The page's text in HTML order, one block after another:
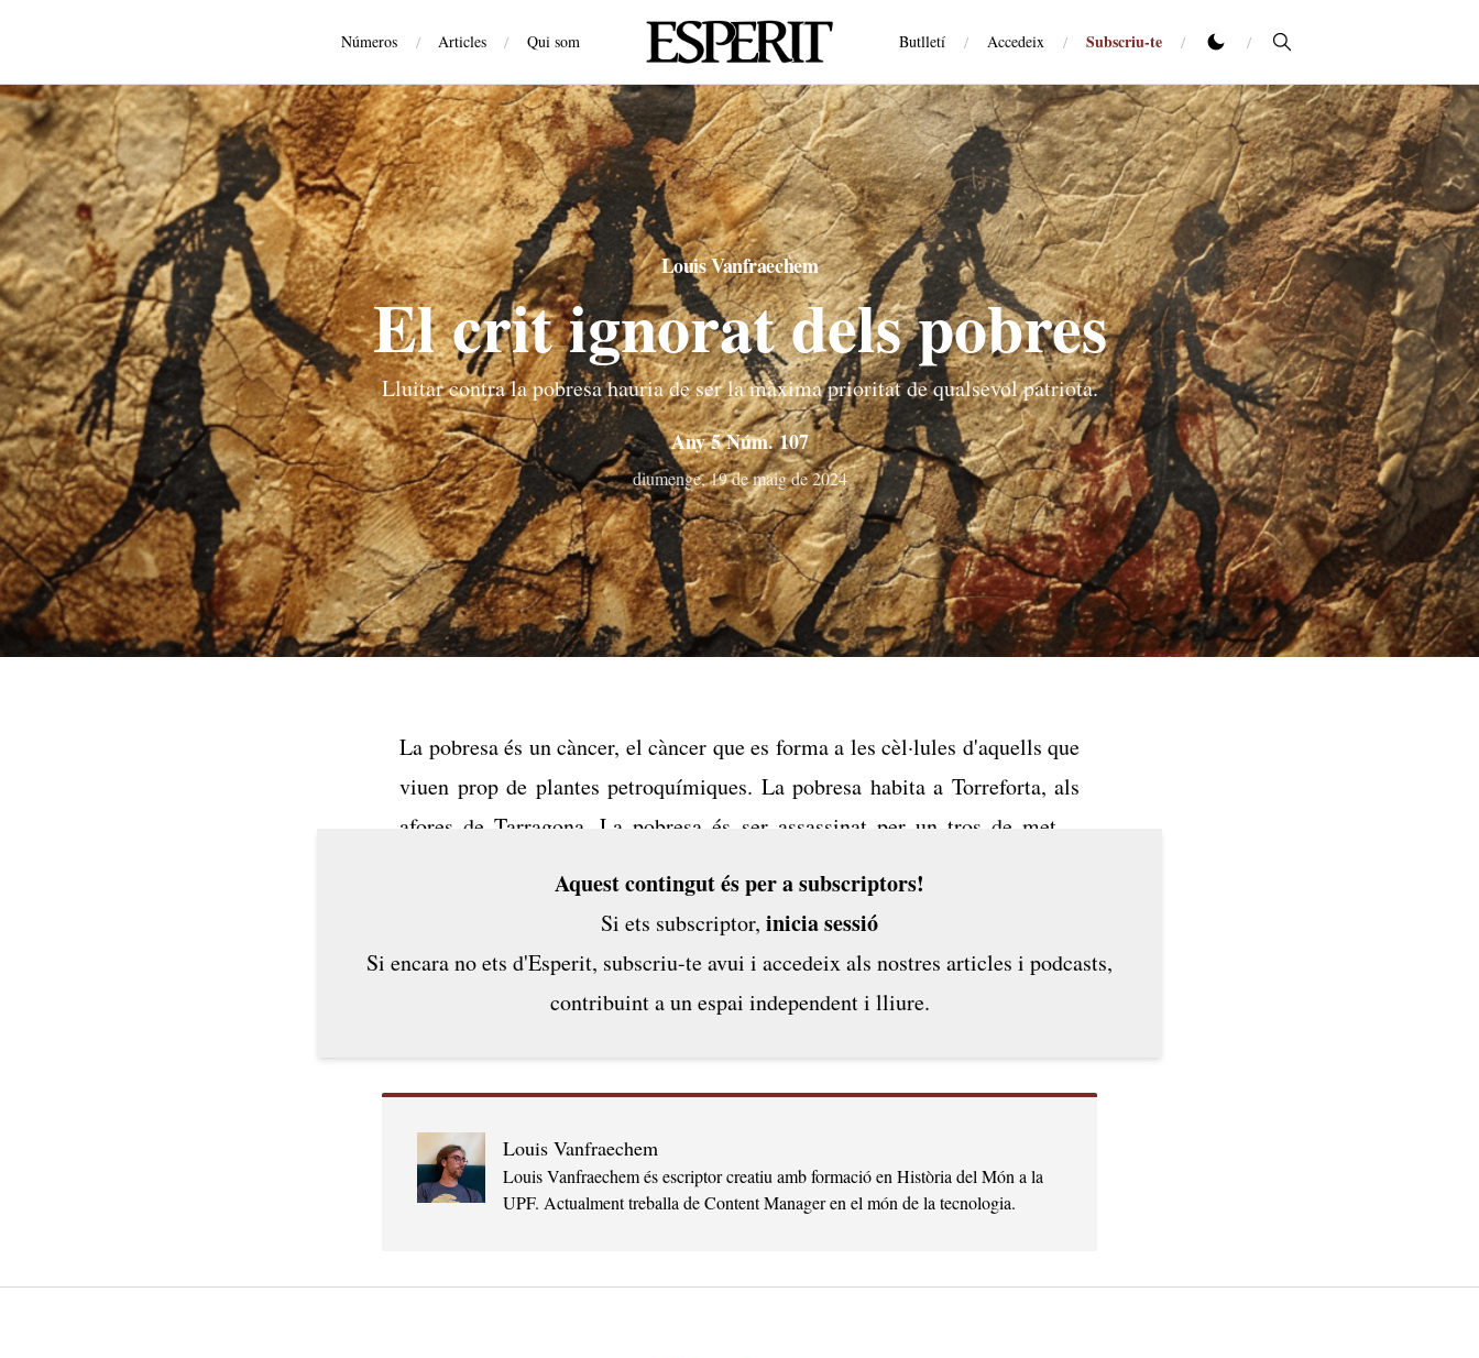
Números / Articles / Qui som Butlletí / Accedeix / Subscriu-te / /
Louis Vanfraechem
El crit ignorat dels pobres
Lluitar contra la pobresa hauria de ser la màxima prioritat de qualsevol patriota.
Any 5 Núm. 107
diumenge, 19 de maig de 2024
La pobresa és un càncer, el càncer que es forma a les cèl·lules d'aquells que
viuen prop de plantes petroquímiques. La pobresa habita a Torreforta, als
afores de Tarragona. La pobresa és ser assassinat per un tros de metall
per molestar-te que els teus fills rebin una educació decent o una...
Aquest contingut és per a subscriptors!
Si ets subscriptor, inicia sessió
Si encara no ets d'Esperit, subscriu-te avui i accedeix als nostres articles i podcasts,
contribuint a un espai independent i lliure.
Louis Vanfraechem
Louis Vanfraechem és escriptor creatiu amb formació en Història del Món a la
UPF. Actualment treballa de Content Manager en el món de la tecnologia.